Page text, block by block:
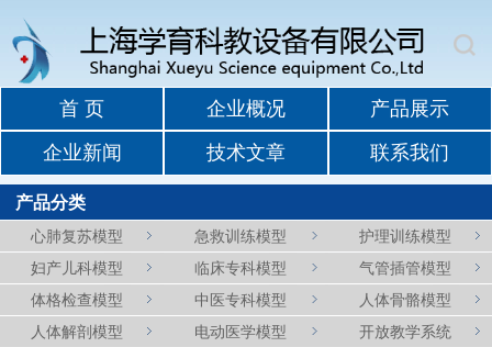
首 页 企业概况 产品展示
企业新闻 技术文章 联系我们
产品分类
心肺复苏模型 急救训练模型
护理训练模型
妇产儿科模型
临床专科模型
气管插管模型
体格检查模型
中医专科模型
人体骨骼模型
人体解剖模型
电动医学模型 开放教学系统